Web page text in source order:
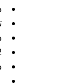
2 سال